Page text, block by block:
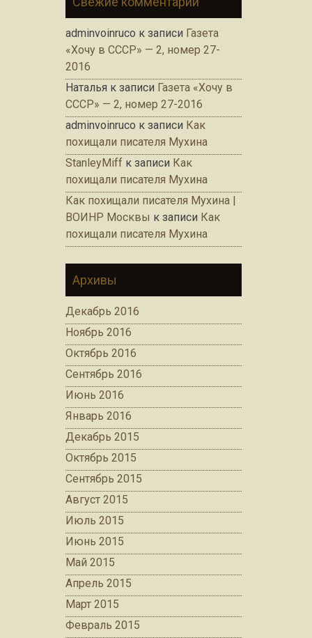
adminvoinruco к записи Газета
«Хочу в СССР» — 2, номер 27-
2016
Наталья к записи Газета «Хочу в
СССР» — 2, номер 27-2016
adminvoinruco к записи Как
похищали писателя Мухина
StanleyMiff к записи Как
похищали писателя Мухина
Как похищали писателя Мухина |
ВОИНР Москвы к записи Как
похищали писателя Мухина
Архивы
Декабрь 2016
Ноябрь 2016
Октябрь 2016
Сентябрь 2016
Июнь 2016
Январь 2016
Декабрь 2015
Октябрь 2015
Сентябрь 2015
Август 2015
Июль 2015
Июнь 2015
Май 2015
Апрель 2015
Март 2015
Февраль 2015